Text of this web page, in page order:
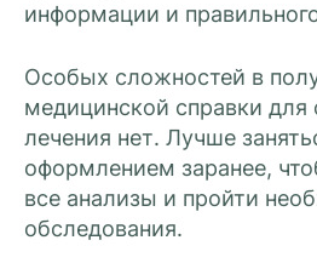
информации и
Особых сложностей в
медицинской справки для
лечения нет. Лучше
оформлением заранее,
все анализы и пройти
обследования.